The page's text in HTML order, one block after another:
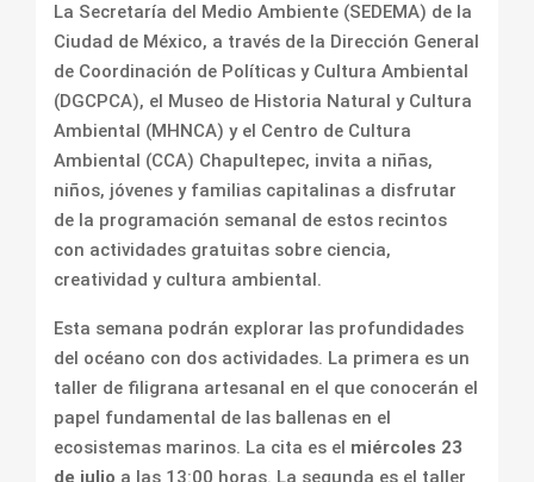
La Secretaría del Medio Ambiente (SEDEMA) de la
Ciudad de México, a través de la Dirección General
de Coordinación de Políticas y Cultura Ambiental
(DGCPCA), el Museo de Historia Natural y Cultura
Ambiental (MHNCA) y el Centro de Cultura
Ambiental (CCA) Chapultepec, invita a niñas,
niños, jóvenes y familias capitalinas a disfrutar
de la programación semanal de estos recintos
con actividades gratuitas sobre ciencia,
creatividad y cultura ambiental.
Esta semana podrán explorar las profundidades
del océano con dos actividades. La primera es un
taller de filigrana artesanal en el que conocerán el
papel fundamental de las ballenas en el
ecosistemas marinos. La cita es el miércoles 23
de julio a las 13:00 horas. La segunda es el taller